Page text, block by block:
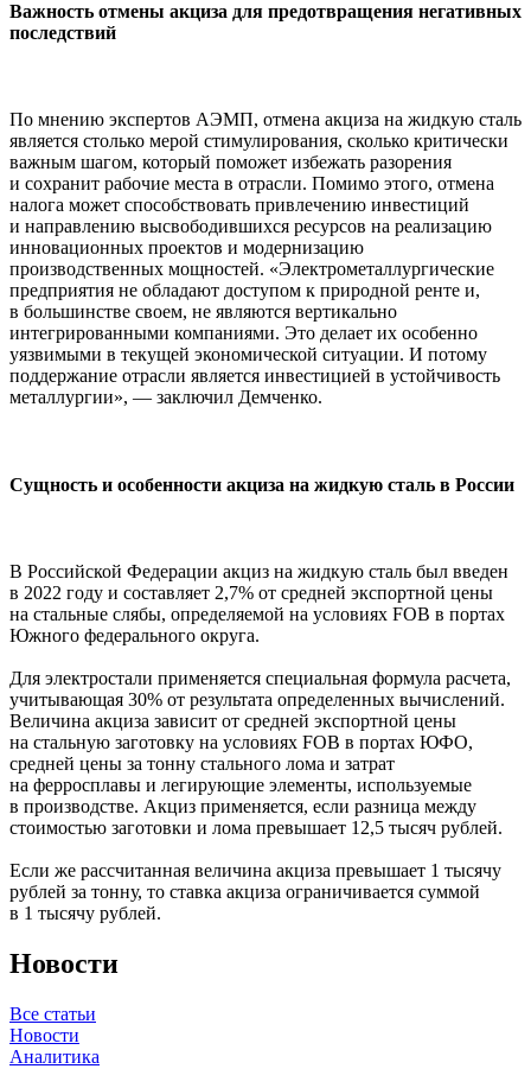
Важность отмены акциза для предотвращения негативных
последствий
По мнению экспертов АЭМП, отмена акциза на жидкую сталь
является столько мерой стимулирования, сколько критически
важным шагом, который поможет избежать разорения
и сохранит рабочие места в отрасли. Помимо этого, отмена
налога может способствовать привлечению инвестиций
и направлению высвободившихся ресурсов на реализацию
инновационных проектов и модернизацию
производственных мощностей. «Электрометаллургические
предприятия не обладают доступом к природной ренте и,
в большинстве своем, не являются вертикально
интегрированными компаниями. Это делает их особенно
уязвимыми в текущей экономической ситуации. И потому
поддержание отрасли является инвестицией в устойчивость
металлургии», — заключил Демченко.
Сущность и особенности акциза на жидкую сталь в России
В Российской Федерации акциз на жидкую сталь был введен
в 2022 году и составляет 2,7% от средней экспортной цены
на стальные слябы, определяемой на условиях FOB в портах
Южного федерального округа.
Для электростали применяется специальная формула расчета,
учитывающая 30% от результата определенных вычислений.
Величина акциза зависит от средней экспортной цены
на стальную заготовку на условиях FOB в портах ЮФО,
средней цены за тонну стального лома и затрат
на ферросплавы и легирующие элементы, используемые
в производстве. Акциз применяется, если разница между
стоимостью заготовки и лома превышает 12,5 тысяч рублей.
Если же рассчитанная величина акциза превышает 1 тысячу
рублей за тонну, то ставка акциза ограничивается суммой
в 1 тысячу рублей.
Новости
Все статьи
Новости
Аналитика